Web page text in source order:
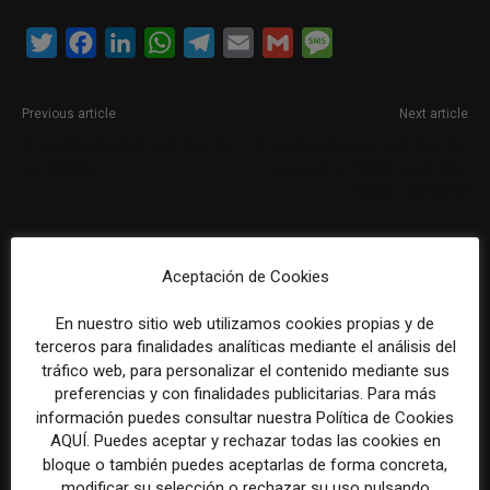
Twitter FacebookLinkedInWhatsAppTelegram
Email Gmail
Previous article Next article
REDACCIÓN
Aceptación de Cookies
En nuestro sitio web utilizamos cookies propias y de
terceros para finalidades analíticas mediante el análisis del
tráfico web, para personalizar el contenido mediante sus
preferencias y con finalidades publicitarias. Para más
información puedes consultar nuestra Política de Cookies
AQUÍ. Puedes aceptar y rechazar todas las cookies en
bloque o también puedes aceptarlas de forma concreta,